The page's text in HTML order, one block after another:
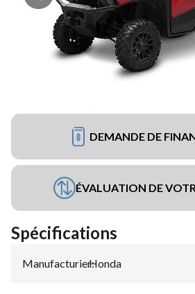
DEMANDE DE
ÉVALUATION DE
Spécifications
Manufacturier:
Honda